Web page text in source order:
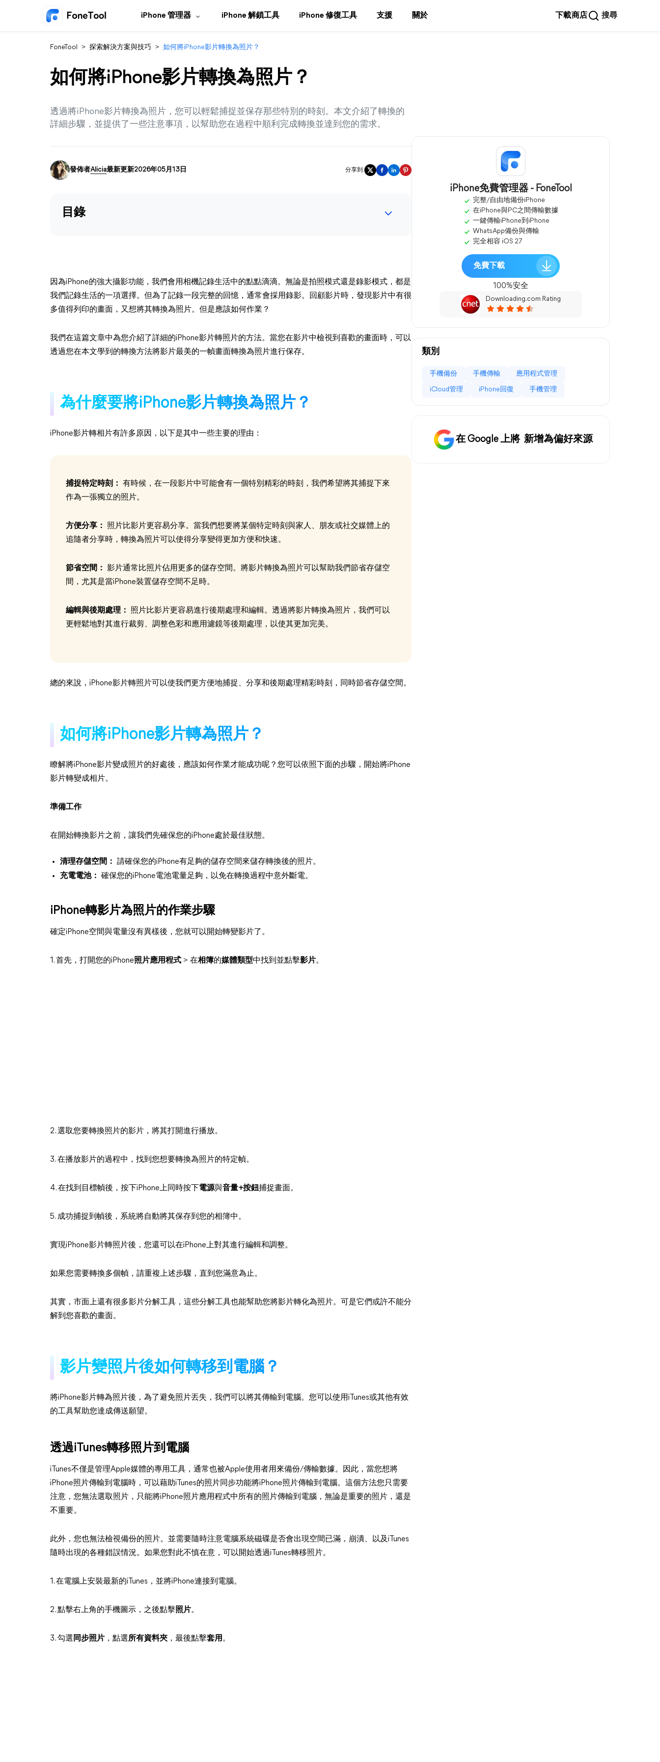
iPhone 管理器 iPhone 解鎖工具 iPhone 修復工具 支援 關於 下載商店 搜尋
FoneTool > 探索解決方案與技巧 > 如何將iPhone影片轉換為照片？
如何將iPhone影片轉換為照片？
透過將iPhone影片轉換為照片，您可以輕鬆捕捉並保存那些特別的時刻。本文介紹了轉換的
詳細步驟，並提供了一些注意事項，以幫助您在過程中順利完成轉換並達到您的需求。
發佈者Alicia最新更新2026年05月13日 分享到:
目錄
因為iPhone的強大攝影功能，我們會用相機記錄生活中的點點滴滴。無論是拍照模式還是錄影模式，都是
我們記錄生活的一項選擇。但為了記錄一段完整的回憶，通常會採用錄影。回顧影片時，發現影片中有很
多值得列印的畫面，又想將其轉換為照片。但是應該如何作業？
我們在這篇文章中為您介紹了詳細的iPhone影片轉照片的方法。當您在影片中檢視到喜歡的畫面時，可以
透過您在本文學到的轉換方法將影片最美的一幀畫面轉換為照片進行保存。
為什麼要將iPhone影片轉換為照片？
iPhone影片轉相片有許多原因，以下是其中一些主要的理由：
捕捉特定時刻：
有時候，在一段影片中可能會有一個特別精彩的時刻，我們希望將其捕捉下來
作為一張獨立的照片。
方便分享：
照片比影片更容易分享。當我們想要將某個特定時刻與家人、朋友或社交媒體上的
追隨者分享時，轉換為照片可以使得分享變得更加方便和快速。
節省空間：
影片通常比照片佔用更多的儲存空間。將影片轉換為照片可以幫助我們節省存儲空
間，尤其是當iPhone裝置儲存空間不足時。
編輯與後期處理：
照片比影片更容易進行後期處理和編輯。透過將影片轉換為照片，我們可以
更輕鬆地對其進行裁剪、調整色彩和應用濾鏡等後期處理，以使其更加完美。
總的來說，iPhone影片轉照片可以使我們更方便地捕捉、分享和後期處理精彩時刻，同時節省存儲空間。
如何將iPhone影片轉為照片？
瞭解將iPhone影片變成照片的好處後，應該如何作業才能成功呢？您可以依照下面的步驟，開始將iPhone
影片轉變成相片。
準備工作
在開始轉換影片之前，讓我們先確保您的iPhone處於最佳狀態。
清理存儲空間：
請確保您的iPhone有足夠的儲存空間來儲存轉換後的照片。
充電電池：
確保您的iPhone電池電量足夠，以免在轉換過程中意外斷電。
iPhone轉影片為照片的作業步驟
確定iPhone空間與電量沒有異樣後，您就可以開始轉變影片了。
1. 首先，打開您的iPhone照片應用程式 > 在相簿的媒體類型中找到並點擊影片。
2. 選取您要轉換照片的影片，將其打開進行播放。
3. 在播放影片的過程中，找到您想要轉換為照片的特定幀。
4. 在找到目標幀後，按下iPhone上同時按下電源與音量+按鈕捕捉畫面。
5. 成功捕捉到幀後，系統將自動將其保存到您的相簿中。
實現iPhone影片轉照片後，您還可以在iPhone上對其進行編輯和調整。
如果您需要轉換多個幀，請重複上述步驟，直到您滿意為止。
其實，市面上還有很多影片分解工具，這些分解工具也能幫助您將影片轉化為照片。可是它們或許不能分
解到您喜歡的畫面。
影片變照片後如何轉移到電腦？
將iPhone影片轉為照片後，為了避免照片丟失，我們可以將其傳輸到電腦。您可以使用iTunes或其他有效
的工具幫助您達成傳送願望。
透過iTunes轉移照片到電腦
iTunes不僅是管理Apple媒體的專用工具，通常也被Apple使用者用來備份/傳輸數據。因此，當您想將
iPhone照片傳輸到電腦時，可以藉助iTunes的照片同步功能將iPhone照片傳輸到電腦。這個方法您只需要
注意，您無法選取照片，只能將iPhone照片應用程式中所有的照片傳輸到電腦，無論是重要的照片，還是
不重要。
此外，您也無法檢視備份的照片。並需要隨時注意電腦系統磁碟是否會出現空間已滿，崩潰、以及iTunes
隨時出現的各種錯誤情況。如果您對此不慎在意，可以開始透過iTunes轉移照片。
1. 在電腦上安裝最新的iTunes，並將iPhone連接到電腦。
2. 點擊右上角的手機圖示，之後點擊照片。
3. 勾選 同步照片 ，點選所有資料夾 ，最後點擊套用 。
iPhone免費管理器 - FoneTool
完整/自由地備份iPhone
在iPhone與PC之間傳輸數據
一鍵傳輸iPhone到iPhone
WhatsApp備份與傳輸
完全相容 iOS 27
免費下載
100%安全
Downloading.com Rating
類別
手機備份 手機傳輸 應用程式管理
iCloud管理 iPhone回復 手機管理
在 Google 上將 新增為偏好來源